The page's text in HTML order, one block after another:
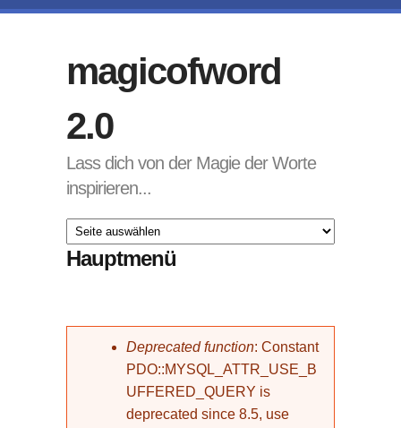
magicofword
2.0
Lass dich von der Magie der Worte
inspirieren...
Hauptmenü
Fehlermeldung
Deprecated function: Constant
PDO::MYSQL_ATTR_USE_B
UFFERED_QUERY is
deprecated since 8.5, use